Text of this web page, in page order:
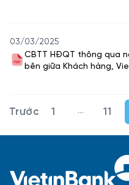
03/03/2025
CBTT HĐQT thông qua
bên giữa Khách hàng,
1 ...Trang11